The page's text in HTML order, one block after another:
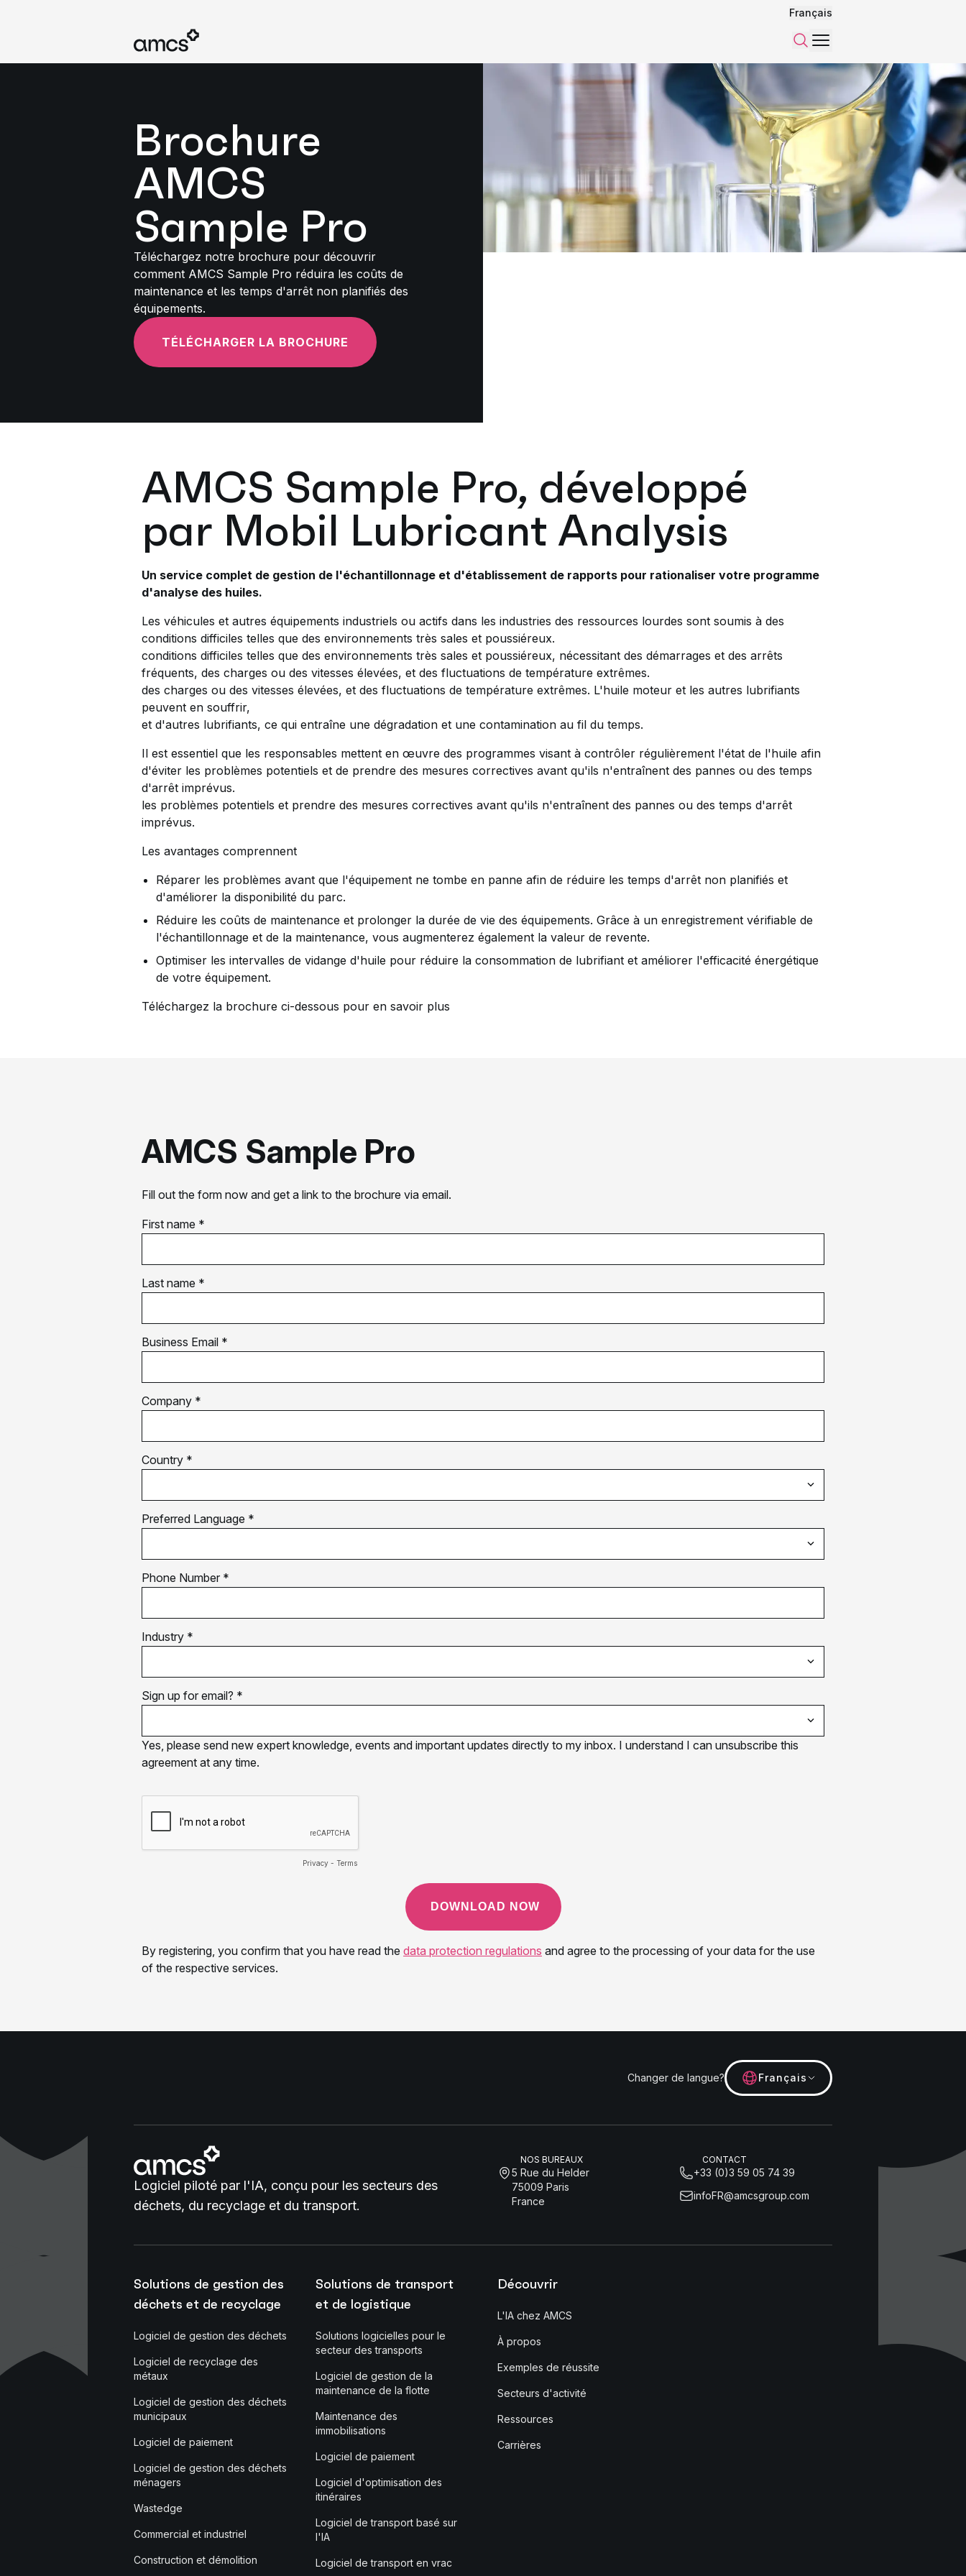
Français
Recherche
Menu
Brochure
AMCS
Sample Pro
Téléchargez notre brochure pour découvrir
comment AMCS Sample Pro réduira les coûts de
maintenance et les temps d'arrêt non planifiés des
équipements.
TÉLÉCHARGER LA BROCHURE
AMCS Sample Pro, développé
par Mobil Lubricant Analysis
Un service complet de gestion de l'échantillonnage et d'établissement de rapports pour rationaliser votre programme
d'analyse des huiles.
Les véhicules et autres équipements industriels ou actifs dans les industries des ressources lourdes sont soumis à des
conditions difficiles telles que des environnements très sales et poussiéreux.
conditions difficiles telles que des environnements très sales et poussiéreux, nécessitant des démarrages et des arrêts
fréquents, des charges ou des vitesses élevées, et des fluctuations de température extrêmes.
des charges ou des vitesses élevées, et des fluctuations de température extrêmes. L'huile moteur et les autres lubrifiants
peuvent en souffrir,
et d'autres lubrifiants, ce qui entraîne une dégradation et une contamination au fil du temps.
Il est essentiel que les responsables mettent en œuvre des programmes visant à contrôler régulièrement l'état de l'huile afin
d'éviter les problèmes potentiels et de prendre des mesures correctives avant qu'ils n'entraînent des pannes ou des temps
d'arrêt imprévus.
les problèmes potentiels et prendre des mesures correctives avant qu'ils n'entraînent des pannes ou des temps d'arrêt
imprévus.
Les avantages comprennent
Réparer les problèmes avant que l'équipement ne tombe en panne afin de réduire les temps d'arrêt non planifiés et
d'améliorer la disponibilité du parc.
Réduire les coûts de maintenance et prolonger la durée de vie des équipements. Grâce à un enregistrement vérifiable de
l'échantillonnage et de la maintenance, vous augmenterez également la valeur de revente.
Optimiser les intervalles de vidange d'huile pour réduire la consommation de lubrifiant et améliorer l'efficacité énergétique
de votre équipement.
Téléchargez la brochure ci-dessous pour en savoir plus
Changer de langue? Français
Logiciel piloté par l'IA, conçu pour les secteurs des
déchets, du recyclage et du transport.
NOS BUREAUX
5 Rue du Helder
75009 Paris
France
CONTACT
+33 (0)3 59 05 74 39
infoFR@amcsgroup.com
Solutions de gestion des
déchets et de recyclage
Logiciel de gestion des déchets
Logiciel de recyclage des
métaux
Logiciel de gestion des déchets
municipaux
Logiciel de paiement
Logiciel de gestion des déchets
ménagers
Wastedge
Commercial et industriel
Construction et démolition
Solutions de transport
et de logistique
Solutions logicielles pour le
secteur des transports
Logiciel de gestion de la
maintenance de la flotte
Maintenance des
immobilisations
Logiciel de paiement
Logiciel d'optimisation des
itinéraires
Logiciel de transport basé sur
l'IA
Logiciel de transport en vrac
Découvrir
L'IA chez AMCS
À propos
Exemples de réussite
Secteurs d'activité
Ressources
Carrières